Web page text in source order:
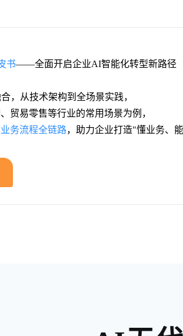
书——全面开启企业AI智能化转型新路径
，从技术架构到全场景实践，
贸易零售等行业的常用场景为例，
务流程全链路，助力企业打造"懂业务、